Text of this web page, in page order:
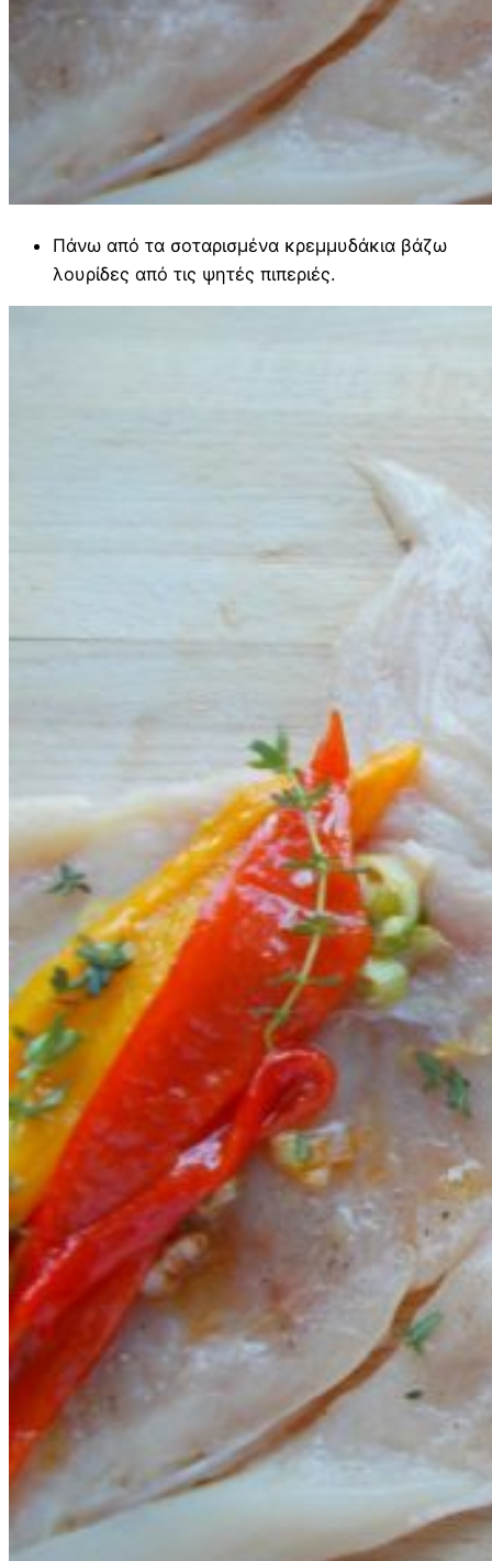
Πάνω από τα σοταρισμένα κρεμμυδάκια βάζω
λουρίδες από τις ψητές πιπεριές.